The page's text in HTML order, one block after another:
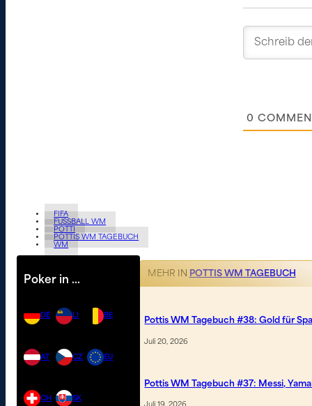
0
FIFA
FUSSBALL WM
POTTI
POTTIS WM TAGEBUCH
WM
Poker in …
DE
AT
CH
LI
CZ
SK
BE
EU
MEHR IN POTTIS WM TAGEBUCH
Pottis WM Tagebuch #38: Gold für
Juli 20, 2026
Pottis WM Tagebuch #37: Messi,